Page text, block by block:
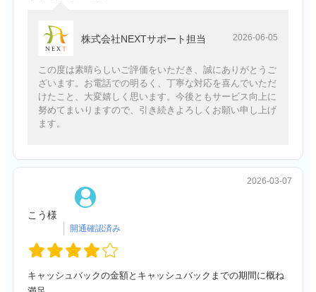
株式会社NEXTサポート担当 2026-06-05
この度は素晴らしいご評価をいただき、誠にありがとうご
ざいます。お電話での明るく、丁寧な対応を喜んでいただ
けたこと、大変嬉しく思います。今後ともサービス向上に
努めてまいりますので、引き続きよろしくお願い申し上げ
ます。
こう様
2026-03-07
キャッシュバックの金額とキャッシュバックまでの期間に概ね